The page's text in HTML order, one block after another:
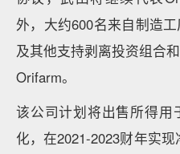
外，大约600名来自制造
及其他支持剥离投资组合
Orifarm。
该公司计划将出售所得用
化，在2021-2023财年实